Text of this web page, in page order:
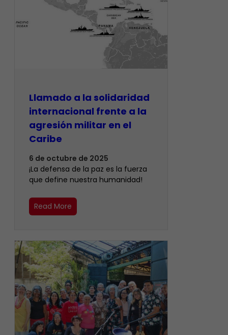
Llamado a la solidaridad
internacional frente a la
agresión militar en el
Caribe
6 de octubre de 2025
¡La defensa de la paz es la fuerza
que define nuestra humanidad!
Read More